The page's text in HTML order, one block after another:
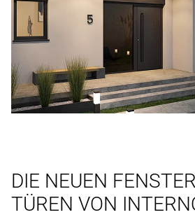
DIE NEUEN
TÜREN VON